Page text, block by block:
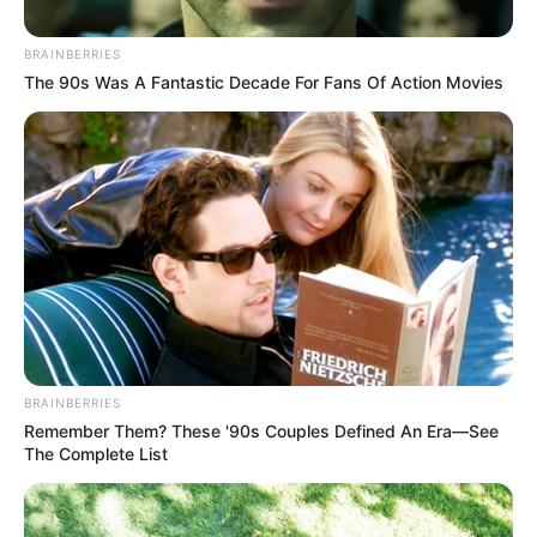
Rcn Radio (IMAGEN DE REFERENCIA)
Por:Alerta Tolima
Abril 25, 2019
COMPARTIR
UNIRSE AL CANAL DE WHATSAPP
BRAINBERRIES
The 90s Was A Fantastic Decade For Fans Of Action Movies
BRAINBERRIES
Remember Them? These '90s Couples Defined An Era—See
The Complete List